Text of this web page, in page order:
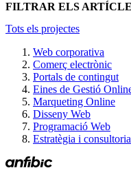
FILTRAR ELS
Tots els projectes
Web corporativa
Comerç electrònic
Portals de contingut
Eines de Gestió
Marqueting Online
Disseny Web
Programació Web
Estratègia i consultoria